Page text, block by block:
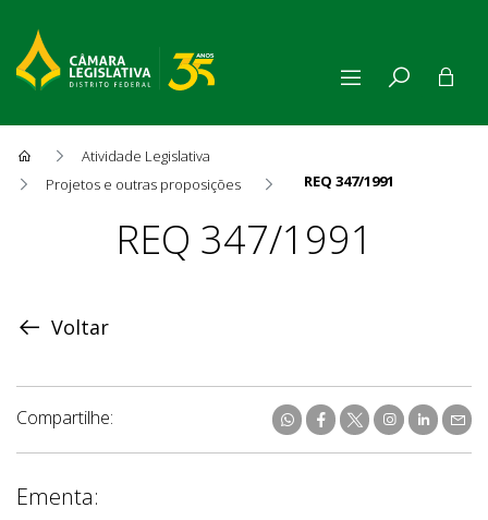
Atividade Legislativa
Projetos e outras proposições
REQ 347/1991
ProposiçãoREQ 347/1991
Voltar
Compartilhe:
Ementa: